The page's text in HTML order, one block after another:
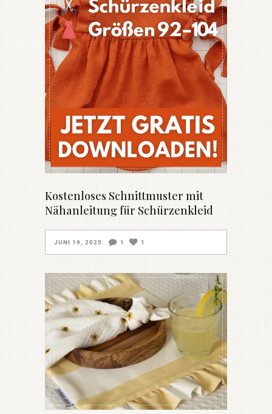
Kostenloses Schnittmuster mit
Nähanleitung für Schürzenkleid
JUNI 19, 2025 1 1